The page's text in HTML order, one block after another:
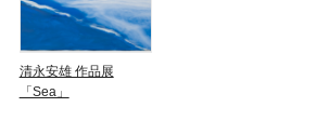
清永安雄 作品展
「Sea」